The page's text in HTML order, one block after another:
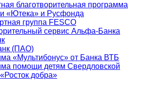
благотворительная программа
«Ютека» и Русфонда
группа FESCO
сервис Альфа-Банка
(ПАО)
«Мультибонус» от Банка ВТБ
помощи детям Свердловской
добра»